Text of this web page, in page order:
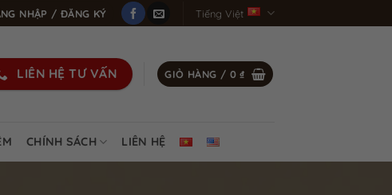
NHẬP / ĐĂNG KÝ Tiếng Việt
LIÊN HỆ TƯ VẤN GIỎ HÀNG / 0₫
CHÍNH SÁCH LIÊN HỆ